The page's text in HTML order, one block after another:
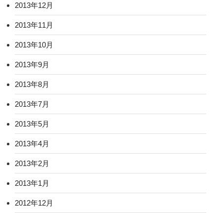
2013年12月
2013年11月
2013年10月
2013年9月
2013年8月
2013年7月
2013年5月
2013年4月
2013年2月
2013年1月
2012年12月